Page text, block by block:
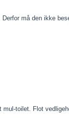
må den ikke
toilet. Flot